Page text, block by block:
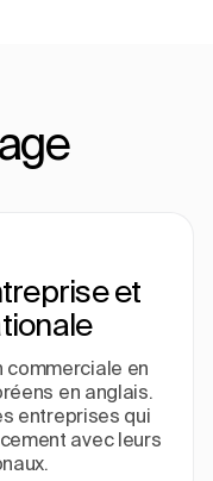
et
commerciale en
en anglais.
entreprises qui
avec leurs